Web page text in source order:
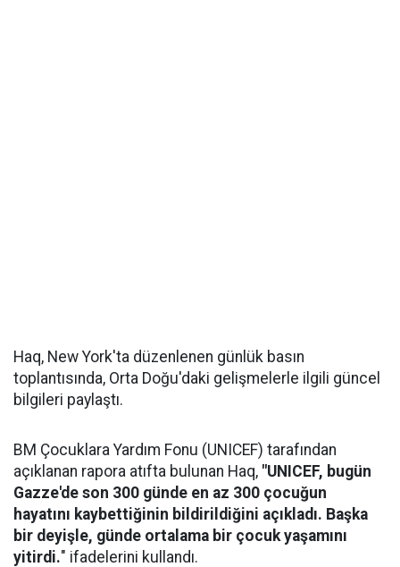
Haq, New York'ta düzenlenen günlük basın
toplantısında, Orta Doğu'daki gelişmelerle ilgili güncel
bilgileri paylaştı.
BM Çocuklara Yardım Fonu (UNICEF) tarafından
açıklanan rapora atıfta bulunan Haq, "UNICEF, bugün
Gazze'de son 300 günde en az 300 çocuğun
hayatını kaybettiğinin bildirildiğini açıkladı. Başka
bir deyişle, günde ortalama bir çocuk yaşamını
yitirdi." ifadelerini kullandı.